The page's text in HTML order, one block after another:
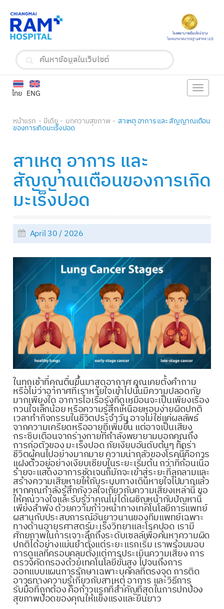
ENG
ไทย Toggle
หน้าแรก มีเดีย บทความสุขภาพ สาเหตุ อาการ และ สัญญาณเตือน
ของการเกิดมะเร็งปอด
สาเหตุ อาการ และ
สัญญาณเตือนของการเกิด
มะเร็งปอด
April 30 / 2026
ในทุกเช้าที่คุณตื่นขึ้นมาสูดอากาศ คุณเคยตั้งคำถาม
หรือไม่ว่าอากาศที่เราหายใจเข้าไปนั้นมีความปลอดภัย
มากเพียงใด อาการไอเรื้อรังที่ดูเหมือนจะเป็นเพียงเรื่อง
กวนใจเล็กน้อย หรือความรู้สึกเหนื่อยหอบง่ายผิดปกติ
เวลาทำกิจกรรมในชีวิตประจำวัน อาจไม่ใช่แค่ผลลัพธ์
จากความเครียดหรืออายุที่เพิ่มขึ้น แต่อาจเป็นเสียง
กระซิบเตือนจากร่างกายที่กำลังพยายามบอกคุณถึง
การก่อตัวของ มะเร็งปอด ภัยเงียบอันดับต้นๆ ที่คร่า
ชีวิตผู้คนไปอย่างมากมาย ความน่ากลัวของโรคนี้คือการ
แฝงตัวอยู่อย่างเงียบเชียบในระยะเริ่มต้น กว่าที่ก้อนเนื้อ
ร้ายจะแสดงอาการชัดเจนก็มักจะเข้าสู่ระยะที่ลุกลามและ
สร้างความเสียหายให้กับระบบทางเดินหายใจไปมากแล้ว
หากคุณกำลังรู้สึกกังวลใจเกี่ยวกับความเสี่ยงเหล่านี้ ขอ
ให้คุณวางใจและรับรู้ว่าคุณไม่ได้เผชิญหน้ากับปัญหานี้
เพียงลำพัง ด้วยความก้าวหน้าทางเทคโนโลยีการแพทย์
ผสานกับประสบการณ์อันยาวนานของทีมแพทย์เฉพาะ
ทางด้านอายุรศาสตร์มะเร็งวิทยาและโรคปอด เรามี
ศักยภาพในการเจาะลึกถึงระดับเซลล์เพื่อค้นหาความผิด
ปกติได้อย่างแม่นยำตั้งแต่ระยะแรกเริ่ม เราพร้อมมอบ
การดูแลที่ครอบคลุมตั้งแต่การประเมินความเสี่ยง การ
ตรวจคัดกรองด้วยเทคโนโลยีขั้นสูง ไปจนถึงการ
ออกแบบแผนการรักษาเฉพาะบุคคลที่ตรงจุด การติด
อาวุธทางความรู้เกี่ยวกับสาเหตุ อาการ และวิธีการ
รับมือที่ถูกต้อง คือก้าวแรกที่สำคัญที่สุดในการปกป้อง
สุขภาพปอดของคุณให้แข็งแรงและยืนยาว